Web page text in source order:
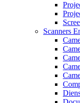
Scanners